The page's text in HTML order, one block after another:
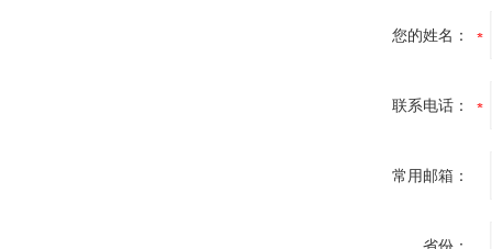
您的姓名：
联系电话：
常用邮箱：